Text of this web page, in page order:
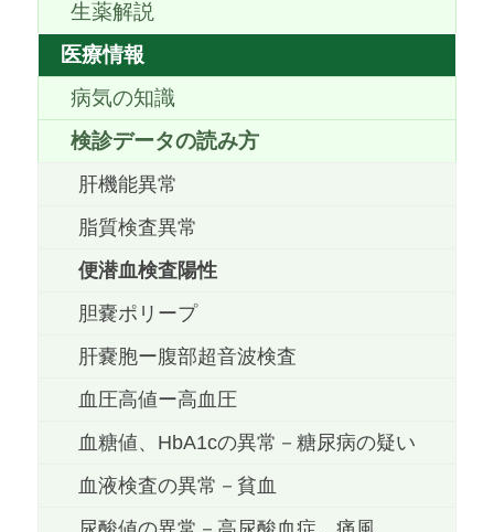
生薬解説
医療情報
病気の知識
検診データの読み方
肝機能異常
脂質検査異常
便潜血検査陽性
胆嚢ポリープ
肝嚢胞ー腹部超音波検査
血圧高値ー高血圧
血糖値、HbA1cの異常－糖尿病の疑い
血液検査の異常－貧血